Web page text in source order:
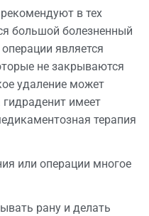
в тех
большой болезненный
является
не закрываются
удаление может
гидраденит имеет
терапия
или операции многое
рану и делать